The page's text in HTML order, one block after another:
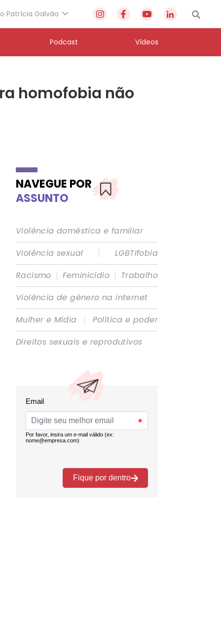
Patrícia Galvão
Podcast Vídeos
homofobia não
NAVEGUE POR
ASSUNTO
Violência doméstica e familiar
Violência sexual
|
LGBTIfobia
Racismo | Feminicídio | Trabalho
Violência de gênero na internet
Mulher e Mídia
|
Política e poder
Direitos sexuais e reprodutivos